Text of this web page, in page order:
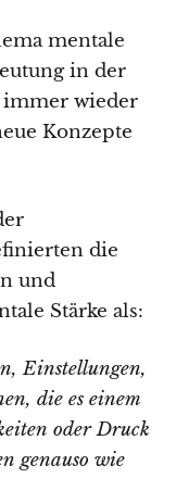
mentale
in der
immer wieder
Konzepte
die
und
Stärke als:
Einstellungen,
die es einem
oder Druck
genauso wie